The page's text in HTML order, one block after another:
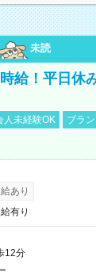
未読
給！平日休
人未経験OK
ブラ
あり
有り
12分